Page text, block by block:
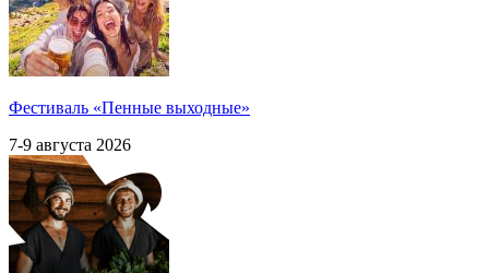
Фестиваль «Пенные выходные»
7-9 августа 2026